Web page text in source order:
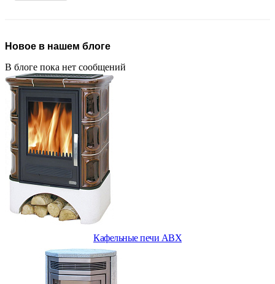
Новое в нашем блоге
В блоге пока нет сообщений
Кафельные печи ABX